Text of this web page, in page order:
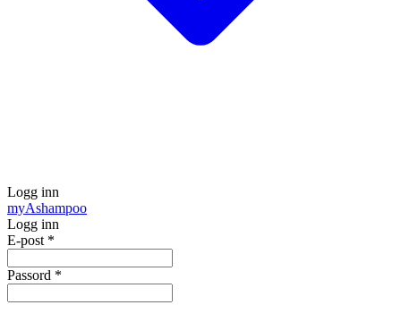
Logg inn
myAshampoo
Logg inn
E-post *
Passord *